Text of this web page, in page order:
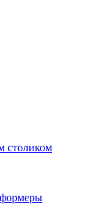
столиком